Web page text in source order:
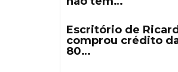
Escritório de
comprou crédito
80…